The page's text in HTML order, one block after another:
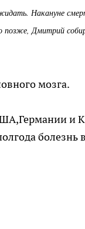
Накануне
Дмитрий
мозга.
Германии и
болезнь